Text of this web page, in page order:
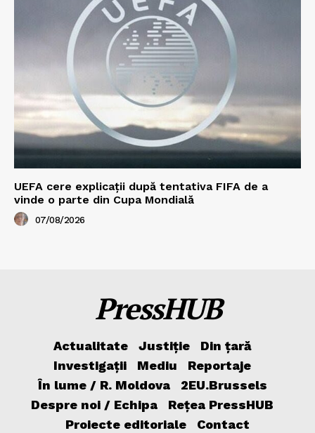
UEFA cere explicații după tentativa FIFA de a
vinde o parte din Cupa Mondială
07/08/2026
PressHUB
Actualitate Justiție
Din țară
Investigații
Mediu
Reportaje
În lume / R. Moldova
2EU.Brussels
Despre noi / Echipa
Rețea PressHUB
Proiecte editoriale
Contact